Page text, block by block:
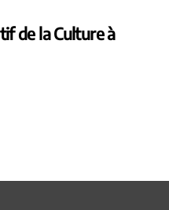
de la Culture à